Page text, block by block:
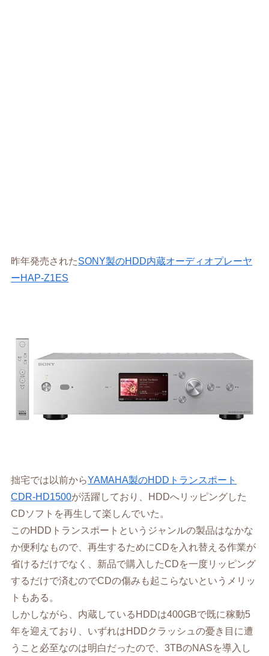
昨年発売されたSONY製のHDD内蔵オーディオプレーヤ
ーHAP-Z1ES
拙宅では以前からYAMAHA製のHDDトランスポート
CDR-HD1500が活躍しており、HDDへリッピングした
CDソフトを再生して楽しんでいた。
このHDDトランスポートというジャンルの製品はなかな
か便利なもので、再生するためにCDを入れ替える作業が
省けるだけでなく、新品で購入したCDを一度リッピング
するだけで済むのでCDの傷みも起こらないというメリッ
トもある。
しかしながら、内蔵しているHDDは400GBで既に稼動5
年を迎えており、いずれはHDDクラッシュの憂き目に遭
うこと必至なのは明白だったので、3TBのNASを導入し